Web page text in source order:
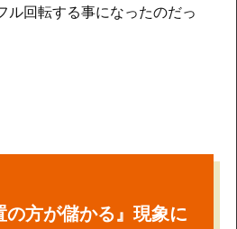
ル回転する事になったのだっ
方が儲かる』現象に